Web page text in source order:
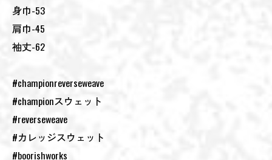
身巾-53
肩巾-45
袖丈-62
#championreverseweave
#championスウェット
#reverseweave
#カレッジスウェット
#boorishworks